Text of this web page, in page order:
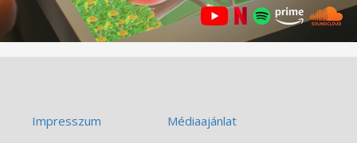
Impresszum Médiaajánlat